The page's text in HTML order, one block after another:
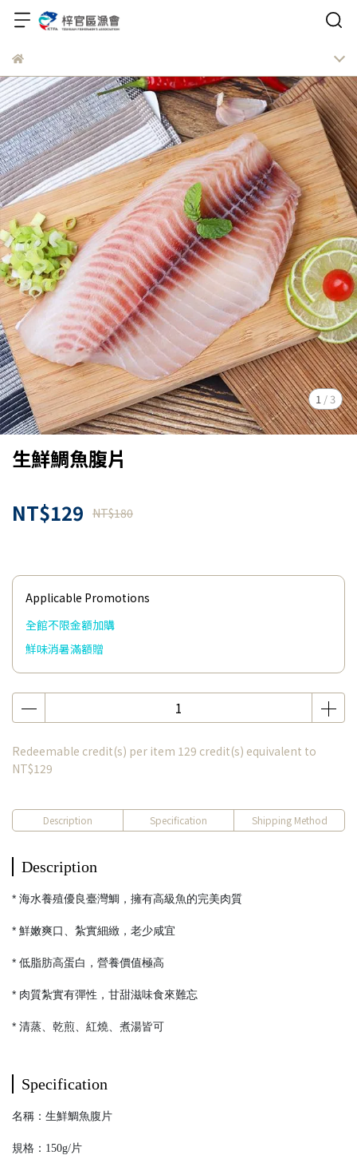
1 /3
生鮮鯛魚腹片
NT$129 NT$180
Applicable Promotions
全館不限金額加購
鮮味消暑滿額贈
Redeemable credit(s) per item 129 credit(s) equivalent to
NT$129
Description Specification Shipping Method
Description
* 海水養殖優良臺灣鯛，擁有高級魚的完美肉質
* 鮮嫩爽口、紮實細緻，老少咸宜
* 低脂肪高蛋白，營養價值極高
* 肉質紮實有彈性，甘甜滋味食來難忘
* 清蒸、乾煎、紅燒、煮湯皆可
Specification
名稱：生鮮鯛魚腹片
規格：150g/片